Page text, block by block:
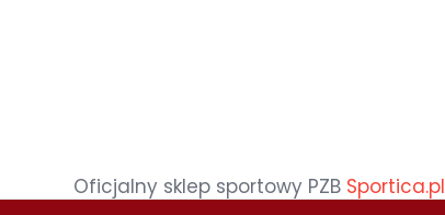
Oficjalny sklep sportowy PZB Sportica.pl